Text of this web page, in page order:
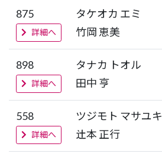
875
詳細へ
タケオカ エミ
竹岡 恵美
898
詳細へ
タナカ トオル
田中 亨
558
詳細へ
ツジモト マサユキ
本 正行